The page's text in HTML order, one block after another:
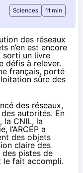
Sciences 11 min
des réseaux
n’en est encore
sorti un livre
défis à relever.
français, porté
sûre des
des réseaux,
autorités. En
, la CNIL, la
l’ARCEP a
des objets
claire des
pistes de
le fait accompli.